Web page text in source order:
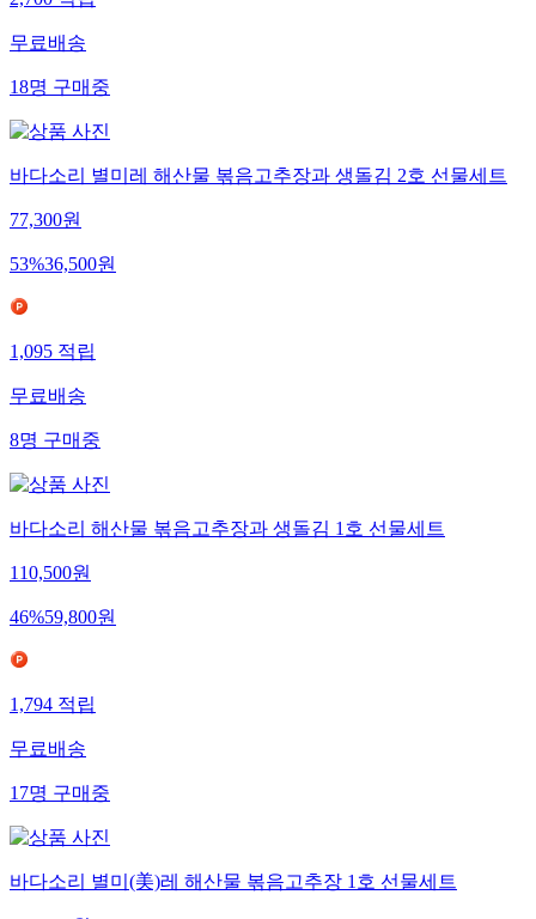
무료배송
18명 구매중
바다소리 별미레 해산물 볶음고추장과 생돌김 2호 선물세트
77,300원
53%36,500원
1,095 적립
무료배송
8명 구매중
바다소리 해산물 볶음고추장과 생돌김 1호 선물세트
110,500원
46%59,800원
1,794 적립
무료배송
17명 구매중
바다소리 별미(美)레 해산물 볶음고추장 1호 선물세트